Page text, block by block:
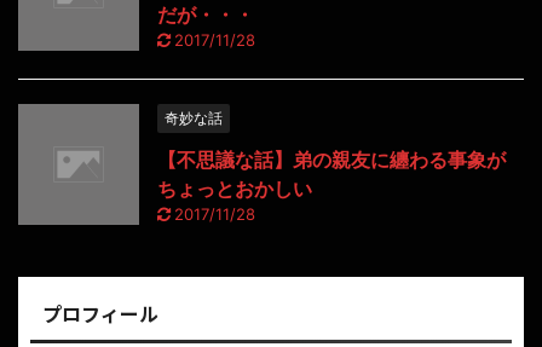
だが・・・
2017/11/28
奇妙な話
【不思議な話】弟の親友に纏わる事象が
ちょっとおかしい
2017/11/28
プロフィール